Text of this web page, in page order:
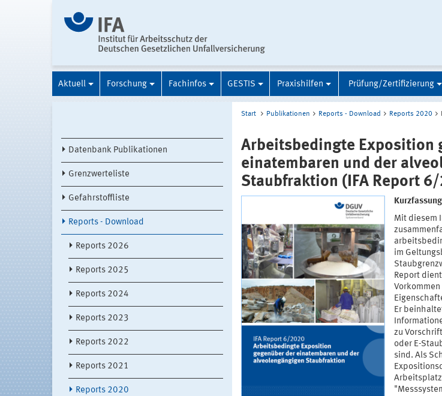
Aktuell Forschung Fachinfos GESTIS Praxishilfen Prüfung/Zertifizierung
Datenbank Publikationen
Grenzwerteliste
Gefahrstoffliste
Reports - Download
Reports 2026
Reports 2025
Reports 2024
Reports 2023
Reports 2022
Reports 2021
Reports 2020
Start Publikationen Reports - Download Reports 2020
Arbeitsbedingte Exposition
einatembaren und der
Staubfraktion (IFA Report
Mit diesem
im
Report
Er
zu
oder E-
sind. Als